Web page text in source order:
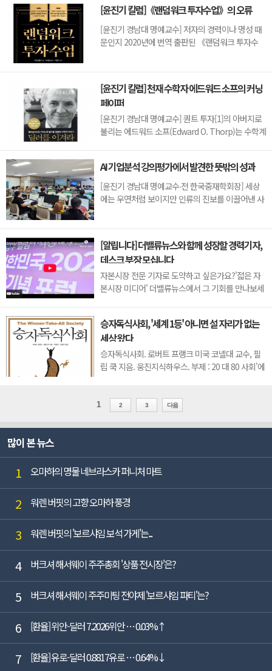
황은 이 검은색 가죽 재킷을 약 15벌 갖고 있다. 대부
분 대부분 이탈...
[윤진기 칼럼]《랜덤워크 투자수업》의 오류
[윤진기 경남대 명예교수] 저자의 경력이나 명성 때
문인지 2020년에 번역 출판된 《랜덤워크 투자수
길러주는 위대한 투자지침서’ 라는 은빛 광고문구로
독자를 유혹한다.[1] 출판 50주...
[윤진기 칼럼] 천재 수학자 에드워드 소프의 커닝
페이퍼
[윤진기 경남대 명예교수] 퀀트 투자[1]의 아버지로
불리는 에드워드 소프(Edward O. Thorp)는 수학계
학을 이용하여 카지노를 이길 수 있는지가 궁금했던
그는 동료 교수가 소개해 준 블랙잭(Blackjack) 전략
의 핵심을 손바닥 크기의 종이에 요...
AI 기업분석 강의평가에서 발견한 뜻밖의 성과
[윤진기 경남대 명예교수∙전 한국중재학회장] 세상
에는 우연처럼 보이지만 인류의 진보를 이끌어낸 사
대표적 사례다. 무심히 지나쳤다면 결코 없었을 혁신
이었다.지난 7월 5일, 필자가 개발한 기업...
[알립니다] 더밸류뉴스와 함께 성장할 경력기자,
데스크 부장 모십니다
자본시장 전문 기자로 도약하고 싶은가요?'젋은 자
본시장 미디어' 더밸류뉴스에서 그 기회를 만나보세
기자와 데스크 부장을 모십니다.◇독보적 리그테이
블 생산하며 자본시장 미디어 '빅3' 점프더밸류뉴스
는 자칫 난해하게 ...
승자독식사회, '세계 1등' 아니면 설 자리가 없는
세상 왔다
승자독식사회. 로버트 프랭크 미국 코넬대 교수, 필
립 쿡 지음. 웅진지식하우스. 부제 : 20 대 80 사회'에
스스로를 중산층이라고 답변했다. 미국이 1950년대
1979년부터 1989년까지 미국의 ...
1 2 3 다음
많이 본 뉴스
1 오마하의 명물 네브라스카 퍼니처 마트
2 워렌 버핏의 고향 오마하 풍경
3 워렌 버핏의 '보르샤임 보석 가게'는...
4 버크셔 해서웨이 주주총회 '상품 전시장'은?
5 버크셔 해서웨이 주주미팅 전야제 '보르샤임 파티'는?
6 [환율] 위안-달러 7.2026위안 … 0.03%↑
7 [환율] 유로-달러 0.8817유로 … 0.64%↓